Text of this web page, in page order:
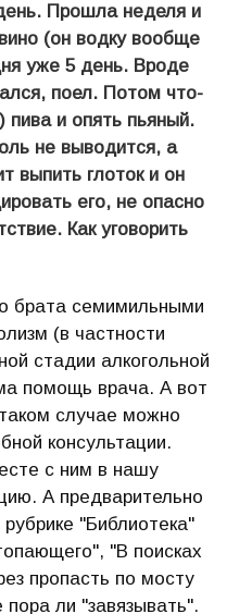
Прошла неделя и
(он водку вообще
уже 5 день. Вроде
поел. Потом что-
пива и опять пьяный.
не выводится, а
выпить глоток и он
его, не опасно
Как уговорить
брата семимильными
(в частности
стадии алкогольной
помощь врача. А вот
случае можно
консультации.
с ним в нашу
А предварительно
"Библиотека"
"В поисках
пропасть по мосту
ли "завязывать".